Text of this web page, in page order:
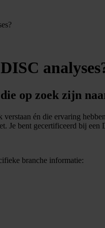
op zoek zijn
verstaan én die ervaring
Je bent gecertificeerd bij
branche informatie: